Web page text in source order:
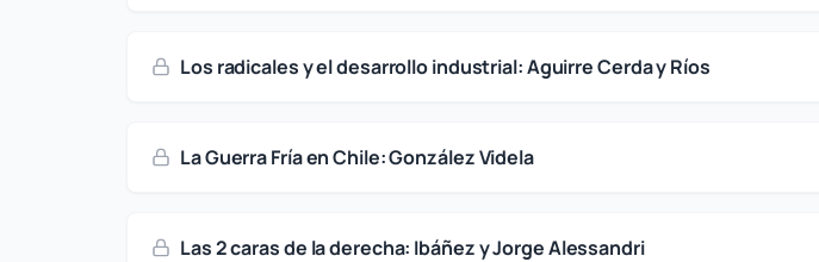
Los radicales y el desarrollo industrial: Aguirre Cerda y Ríos
La Guerra Fría en Chile: González Videla
Las 2 caras de la derecha: Ibáñez y Jorge Alessandri